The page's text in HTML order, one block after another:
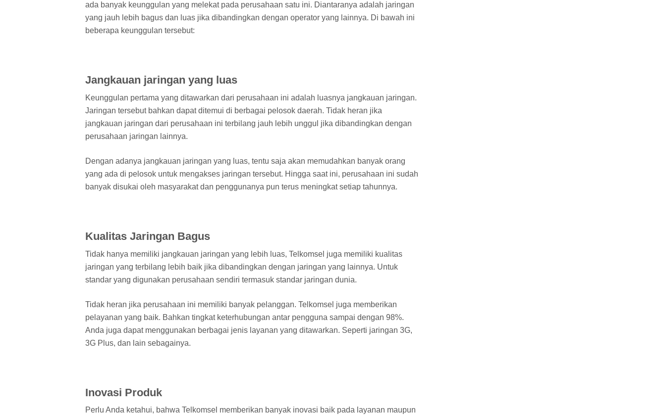
ada banyak keunggulan yang melekat pada perusahaan satu ini. Diantaranya adalah jaringan
yang jauh lebih bagus dan luas jika dibandingkan dengan operator yang lainnya. Di bawah ini
beberapa keunggulan tersebut:
Jangkauan jaringan yang luas
Keunggulan pertama yang ditawarkan dari perusahaan ini adalah luasnya jangkauan jaringan.
Jaringan tersebut bahkan dapat ditemui di berbagai pelosok daerah. Tidak heran jika
jangkauan jaringan dari perusahaan ini terbilang jauh lebih unggul jika dibandingkan dengan
perusahaan jaringan lainnya.
Dengan adanya jangkauan jaringan yang luas, tentu saja akan memudahkan banyak orang
yang ada di pelosok untuk mengakses jaringan tersebut. Hingga saat ini, perusahaan ini sudah
banyak disukai oleh masyarakat dan penggunanya pun terus meningkat setiap tahunnya.
Kualitas Jaringan Bagus
Tidak hanya memiliki jangkauan jaringan yang lebih luas, Telkomsel juga memiliki kualitas
jaringan yang terbilang lebih baik jika dibandingkan dengan jaringan yang lainnya. Untuk
standar yang digunakan perusahaan sendiri termasuk standar jaringan dunia.
Tidak heran jika perusahaan ini memiliki banyak pelanggan. Telkomsel juga memberikan
pelayanan yang baik. Bahkan tingkat keterhubungan antar pengguna sampai dengan 98%.
Anda juga dapat menggunakan berbagai jenis layanan yang ditawarkan. Seperti jaringan 3G,
3G Plus, dan lain sebagainya.
Inovasi Produk
Perlu Anda ketahui, bahwa Telkomsel memberikan banyak inovasi baik pada layanan maupun